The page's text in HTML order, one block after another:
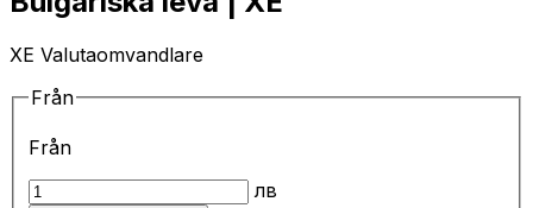
XE Valutaomvandlare
Från
Från
лв